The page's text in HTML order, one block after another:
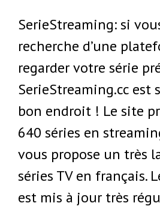
SerieStreaming: si
recherche d’une
regarder votre série
SerieStreaming.cc est
bon endroit ! Le site
640 séries en
vous propose un très
séries TV en français.
est mis à jour très